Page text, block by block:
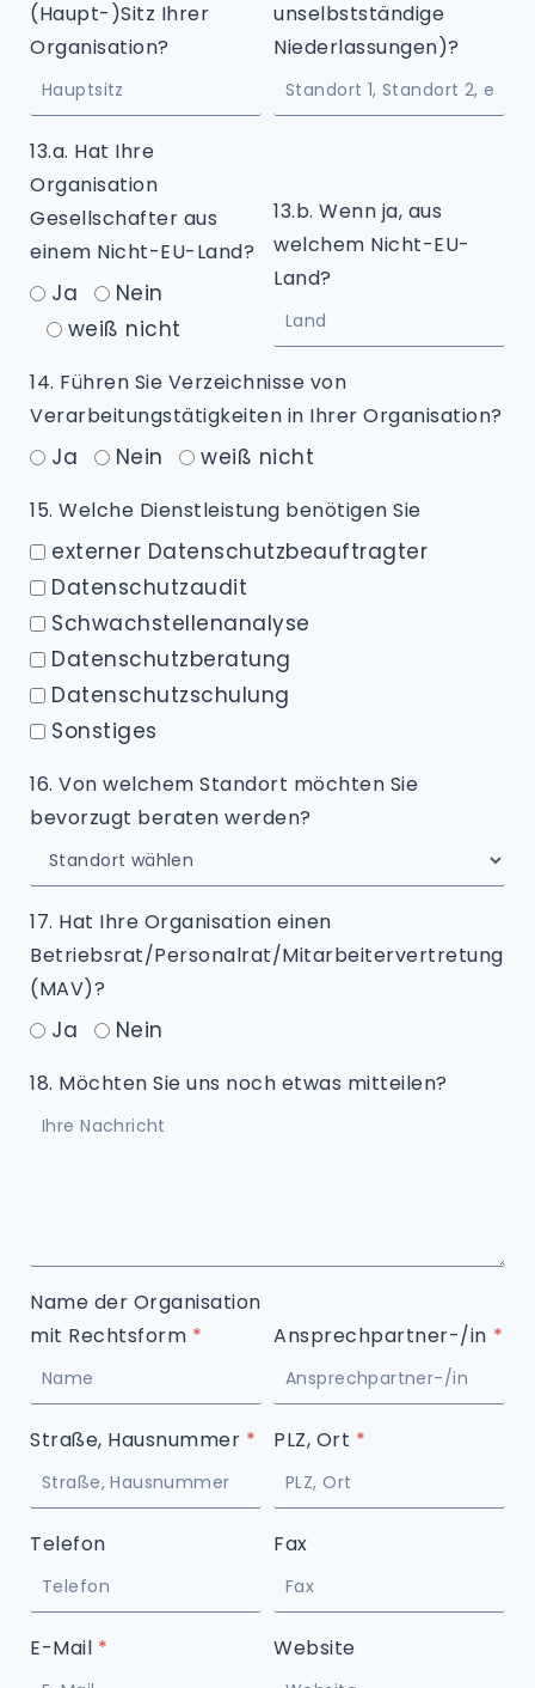
(Haupt-)Sitz Ihrer
Organisation?
unselbstständige
Niederlassungen)?
13.a. Hat Ihre
Organisation
Gesellschafter aus
einem Nicht-EU-Land?
Ja
Nein
weiß nicht
13.b. Wenn ja, aus
welchem Nicht-EU-
Land?
14. Führen Sie Verzeichnisse von
Verarbeitungstätigkeiten in Ihrer Organisation?
Ja Nein weiß nicht
15. Welche Dienstleistung benötigen Sie
externer Datenschutzbeauftragter
Datenschutzaudit
Schwachstellenanalyse
Datenschutzberatung
Datenschutzschulung
Sonstiges
16. Von welchem Standort möchten Sie
bevorzugt beraten werden?
17. Hat Ihre Organisation einen
Betriebsrat/Personalrat/Mitarbeitervertretung
(MAV)?
Ja Nein
18. Möchten Sie uns noch etwas mitteilen?
Name der Organisation
mit Rechtsform * Ansprechpartner-/in *
Straße, Hausnummer * PLZ, Ort *
Telefon Fax
E-Mail * Website